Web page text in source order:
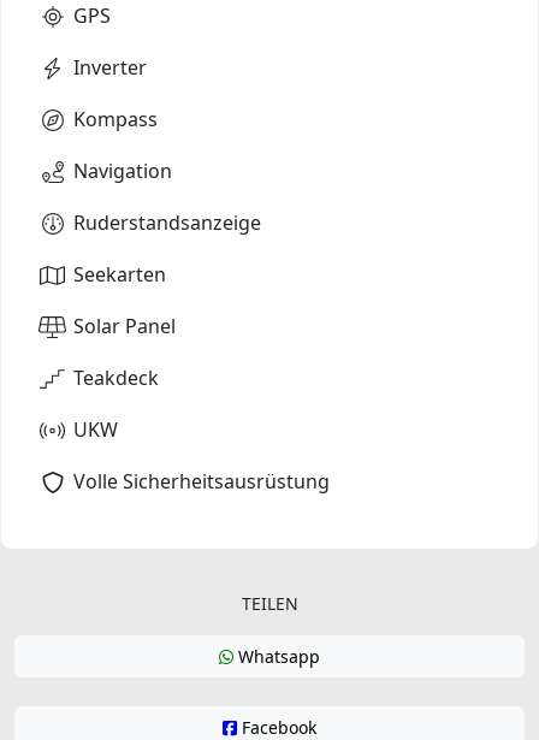
GPS
Inverter
Kompass
Navigation
Ruderstandsanzeige
Seekarten
Solar Panel
Teakdeck
UKW
Volle Sicherheitsausrüstung
TEILEN
Whatsapp
Facebook